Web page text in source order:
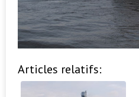
Articles relatifs: